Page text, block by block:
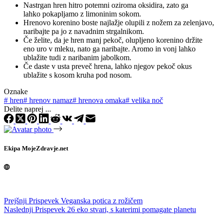
Nastrgan hren hitro potemni oziroma oksidira, zato ga
lahko pokapljamo z limoninim sokom.
Hrenovo korenino boste najlažje olupili z nožem za zelenjavo,
naribajte pa jo z navadnim strgalnikom.
Če želite, da je hren manj pekoč, olupljeno korenino držite
eno uro v mleku, nato ga naribajte. Aromo in vonj lahko
ublažite tudi z naribanim jabolkom.
Če daste v usta preveč hrena, lahko njegov pekoč okus
ublažite s kosom kruha pod nosom.
Oznake
# hren# hrenov namaz# hrenova omaka# velika noč
Delite naprej ...
Ekipa MojeZdravje.net
Prejšnji Prispevek Veganska potica z rožičem
Naslednji Prispevek 26 eko stvari, s katerimi pomagate planetu